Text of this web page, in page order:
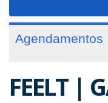
Agendamentos
FEELT |